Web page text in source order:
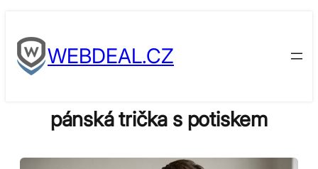
to
contentWEBDEAL.CZ
pánská trička s potiskem